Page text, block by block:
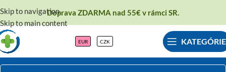
Skip to navigation
Skip to main content
Doprava ZDARMA nad 55€ v rámci SR.
EUR CZK KATEGÓRIE